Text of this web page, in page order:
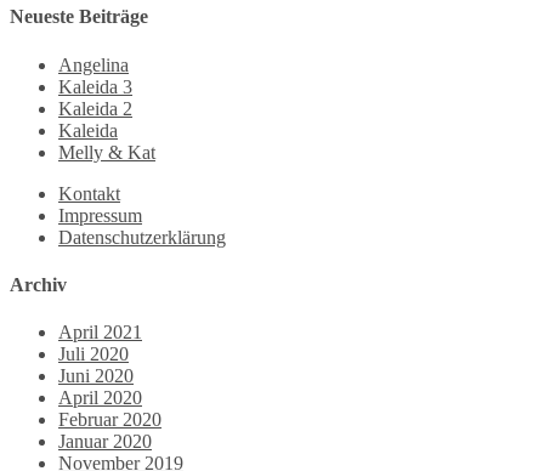
Neueste Beiträge
Angelina
Kaleida 3
Kaleida 2
Kaleida
Melly & Kat
Kontakt
Impressum
Datenschutzerklärung
Archiv
April 2021
Juli 2020
Juni 2020
April 2020
Februar 2020
Januar 2020
November 2019